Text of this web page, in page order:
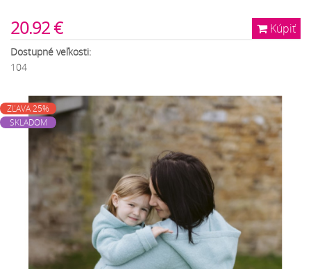
Kúpiť
20.92 €
Dostupné veľkosti:
104
ZĽAVA 25%
SKLADOM